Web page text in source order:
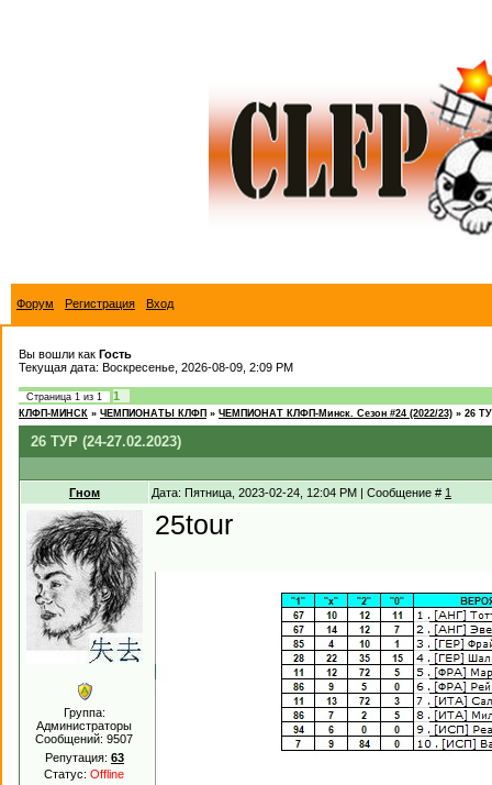
Форум Регистрация Вход
Вы вошли как Гость
Текущая дата: Воскресенье, 2026-08-09, 2:09 PM
Страница 1 из 1 1
КЛФП-МИНСК » ЧЕМПИОНАТЫ КЛФП » ЧЕМПИОНАТ КЛФП-Минск. Сезон #24 (2022/23) » 26
26 ТУР (24-27.02.2023)
Гном Дата: Пятница, 2023-02-24, 12:04 PM | Сообщение # 1
Группа:
Администраторы
Сообщений:9507
Репутация: 63
Статус:Offline
25tour